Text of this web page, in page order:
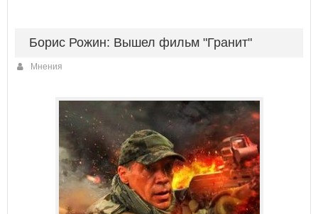
Борис Рожин: Вышел фильм "Гранит"
Мнения